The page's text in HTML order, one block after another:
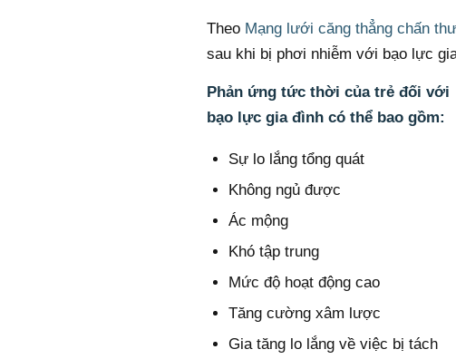
Theo Mạng lưới căng thẳng chấn
sau khi bị phơi nhiễm với bạo lực
Phản ứng tức thời của trẻ đối với
bạo lực gia đình có thể bao gồm:
Sự lo lắng tổng quát
Không ngủ được
Ác mộng
Khó tập trung
Mức độ hoạt động cao
Tăng cường xâm lược
Gia tăng lo lắng về việc bị tách